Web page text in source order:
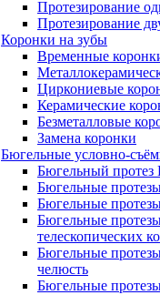
Протезирование
Протезирование
Коронки на зубы
Временные
Циркониевые
Керамические
Безметалловые
Замена коронки
Бюгельные условно-
Бюгельный протез
Бюгельные
Бюгельные
Бюгельные
телескопических
Бюгельные
челюсть
Бюгельные